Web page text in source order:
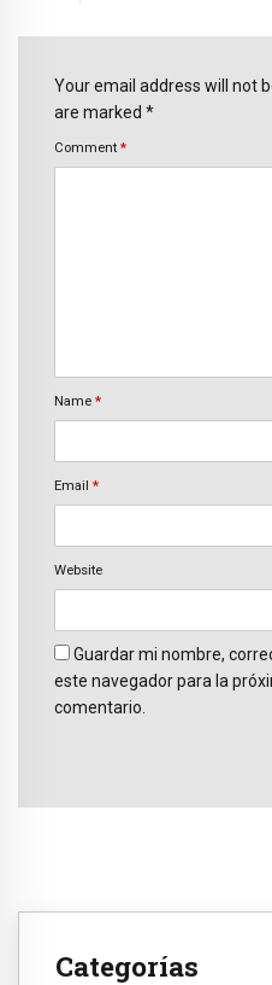
Your email address will not
are marked *
Comment *
Name *
Email *
Website
Guardar mi nombre,
este navegador para la
comentario.
Categorías